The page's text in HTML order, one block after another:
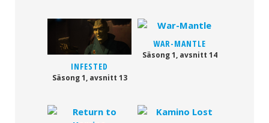
INFESTED
Säsong 1, avsnitt 13
WAR-MANTLE
Säsong 1, avsnitt 14